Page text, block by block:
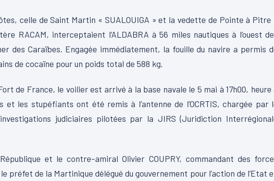
celle de Saint Martin « SUALOUIGA » et la vedette de Pointe à Pitre
RACAM, interceptaient l’ALDABRA à 56 miles nautiques à l’ouest
des Caraïbes. Engagée immédiatement, la fouille du navire a permis
de cocaïne pour un poids total de 588 kg.
de France, le voilier est arrivé à la base navale le 5 mai à 17h00, heure
et les stupéfiants ont été remis à l’antenne de l’OCRTIS, chargée par
judiciaires pilotées par la JIRS (Juridiction
et le contre-amiral Olivier COUPRY, commandant des
préfet de la Martinique délégué du gouvernement pour l’action de l’Etat